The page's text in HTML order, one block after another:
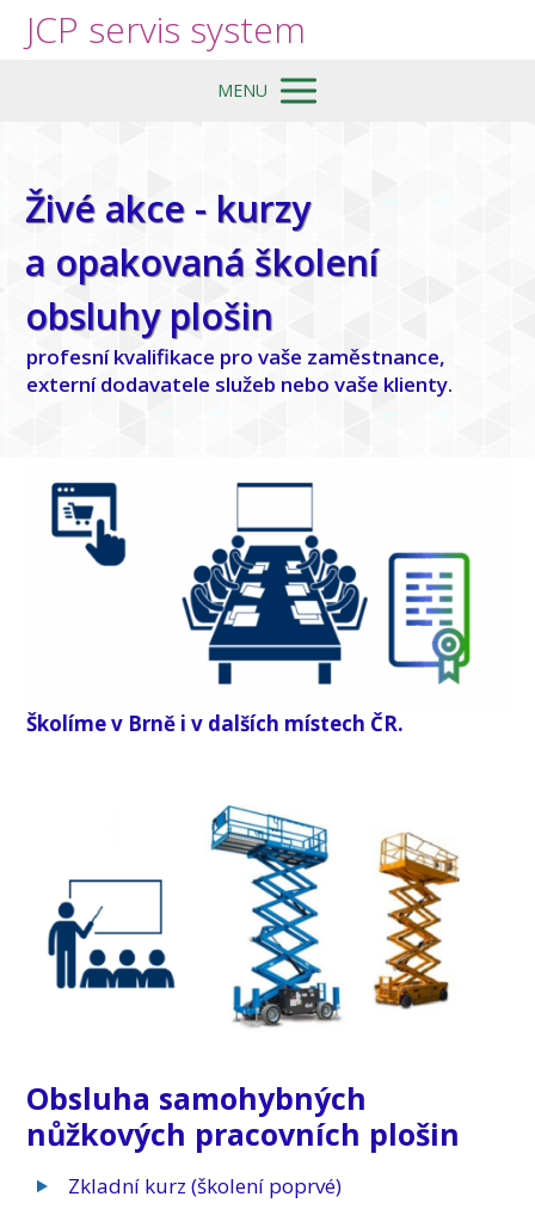
JCP servis system
MENU
Živé akce - kurzy
a opakovaná školení
obsluhy plošin
profesní kvalifikace pro vaše zaměstnance,
externí dodavatele služeb nebo vaše klienty.
Školíme v Brně i v dalších místech ČR.
Obsluha samohybných
nůžkových pracovních plošin
Zkladní kurz (školení poprvé)